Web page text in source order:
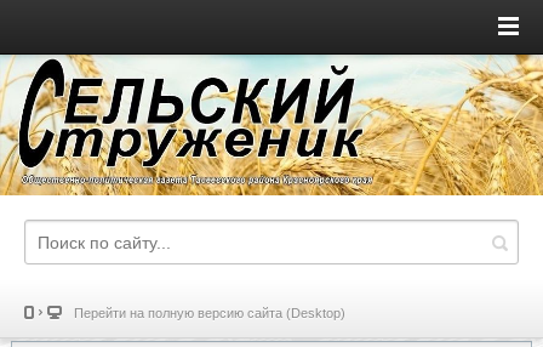
Перейти на полную версию сайта (Desktop)